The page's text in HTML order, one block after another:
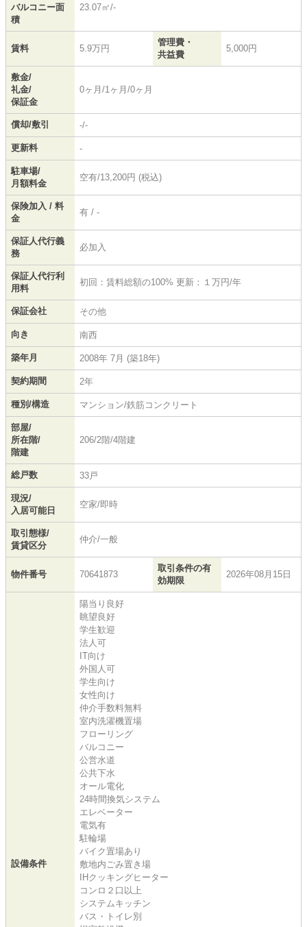
バルコニー面
積
23.07㎡/-
賃料 5.9万円
管理費・
共益費
5,000円
敷金/
礼金/
保証金
0ヶ月/1ヶ月/0ヶ月
償却/敷引 -/-
更新料 -
駐車場/
月額料金
空有/13,200円 (税込)
保険加入 / 料
金
有 / -
保証人代行義
務
必加入
保証人代行利
用料
初回：賃料総額の100% 更新：１万円/年
保証会社 その他
向き 南西
築年月 2008年 7月 (築18年)
契約期間 2年
種別/構造 マンション/鉄筋コンクリート
部屋/
所在階/
階建
206/2階/4階建
総戸数 33戸
現況/
入居可能日
空家/即時
取引態様/
賃貸区分
仲介/一般
物件番号 70641873
取引条件の有
効期限
2026年08月15日
設備条件
陽当り良好
眺望良好
学生歓迎
法人可
IT向け
外国人可
学生向け
女性向け
仲介手数料無料
室内洗濯機置場
フローリング
バルコニー
公営水道
公共下水
オール電化
24時間換気システム
エレベーター
電気有
駐輪場
バイク置場あり
敷地内ごみ置き場
IHクッキングヒーター
コンロ２口以上
システムキッチン
バス・トイレ別